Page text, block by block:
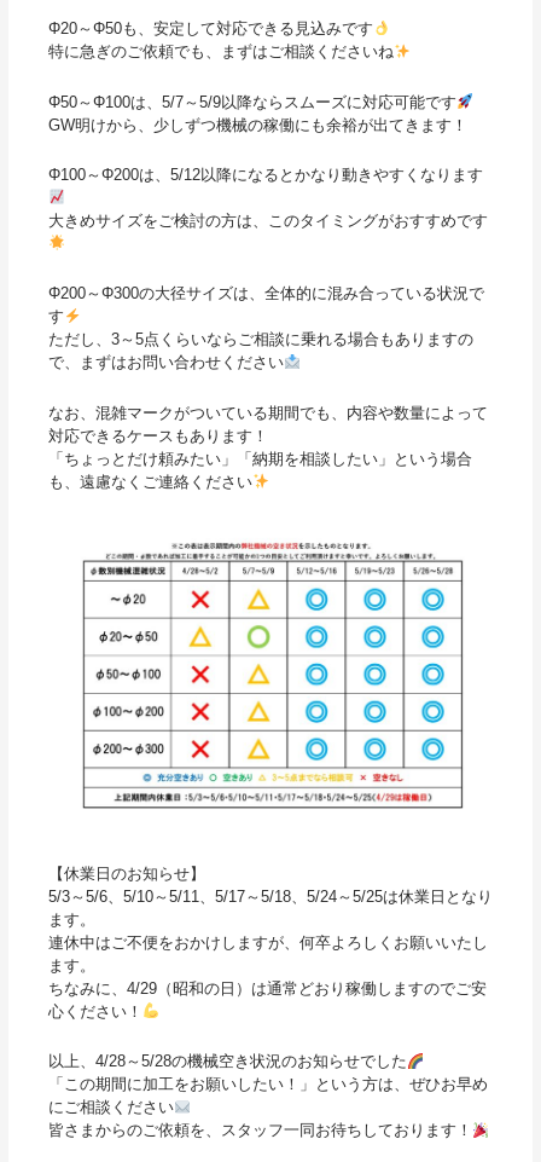
Φ20～Φ50も、安定して対応できる見込みです
特に急ぎのご依頼でも、まずはご相談くださいね
Φ50～Φ100は、5/7～5/9以降ならスムーズに対応可能です
GW明けから、少しずつ機械の稼働にも余裕が出てきます！
Φ100～Φ200は、5/12以降になるとかなり動きやすくなります
大きめサイズをご検討の方は、このタイミングがおすすめです
Φ200～Φ300の大径サイズは、全体的に混み合っている状況で
す
ただし、3～5点くらいならご相談に乗れる場合もありますの
で、まずはお問い合わせください
なお、混雑マークがついている期間でも、内容や数量によって
対応できるケースもあります！
「ちょっとだけ頼みたい」「納期を相談したい」という場合
も、遠慮なくご連絡ください
【休業日のお知らせ】
5/3～5/6、5/10～5/11、5/17～5/18、5/24～5/25は休業日となり
ます。
連休中はご不便をおかけしますが、何卒よろしくお願いいたし
ます。
ちなみに、4/29（昭和の日）は通常どおり稼働しますのでご安
心ください！
以上、4/28～5/28の機械空き状況のお知らせでした
「この期間に加工をお願いしたい！」という方は、ぜひお早め
にご相談ください
皆さまからのご依頼を、スタッフ一同お待ちしております！